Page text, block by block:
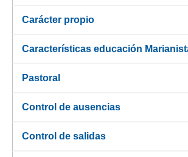
Carácter propio
Características educación
Pastoral
Control de ausencias
Control de salidas